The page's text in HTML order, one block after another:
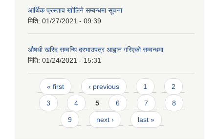
आर्थिक प्रस्ताव खोलिने सम्बन्धमा सूचना
मिति: 01/27/2021 - 09:39
औषधी खरिद सम्वन्धि दरभाउपत्र आह्वान गरिएको सम्वन्धमा
मिति: 01/24/2021 - 15:31
Pages
« first ‹ previous 1 2
3 4 5 6 7 8
9 next › last »